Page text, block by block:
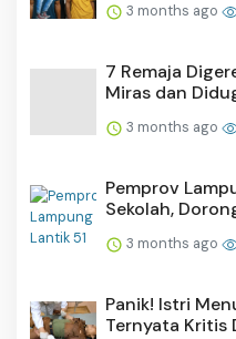
3 months ago
7 Remaja
Miras dan
3 months ago
Pemprov
Sekolah,
3 months ago
Panik! Istri
Ternyata Kritis